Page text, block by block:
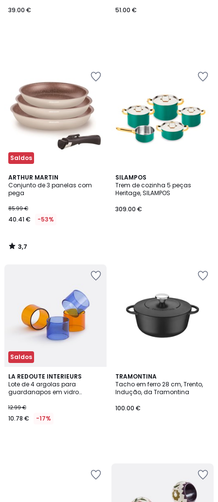
39.00 €
51.00 €
Saldos
ARTHUR MARTIN
Conjunto de 3 panelas com
pega
85.99 €
40.41 € -53%
3,7
/ 5
3,7
/
SILAMPOS
Trem de cozinha 5 peças
Heritage, SILAMPOS
309.00 €
Saldos
LA REDOUTE INTERIEURS
Lote de 4 argolas para
guardanapos em vidro
12.99 €
10.78 € -17%
TRAMONTINA
Tacho em ferro 28 cm, Trento,
Indução, da Tramontina
100.00 €